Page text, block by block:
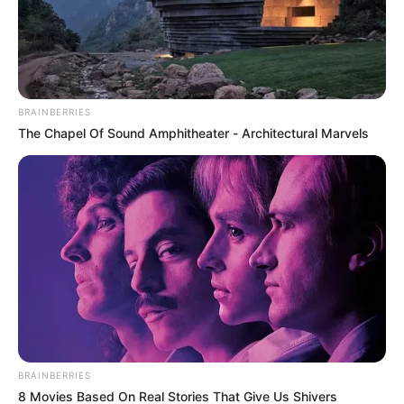
Automáticamente se confirmó que el balotaje tendrá
lugar el próximo domingo 21 de junio, día que coincide
con la celebración del Día del Padre en el país, e incluso
BRAINBERRIES
The Chapel Of Sound Amphitheater - Architectural Marvels
BRAINBERRIES
8 Movies Based On Real Stories That Give Us Shivers